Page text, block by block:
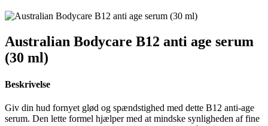
Australian Bodycare B12 anti age serum
(30 ml)
Beskrivelse
Giv din hud fornyet glød og spændstighed med dette B12 anti-age
serum. Den lette formel hjælper med at mindske synligheden af fine